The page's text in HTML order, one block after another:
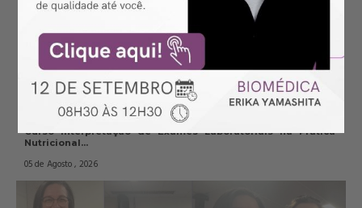
Curso Interpretação de Exames Laboratoriais na Prática
Nutricional...
05 de Agosto , 2026